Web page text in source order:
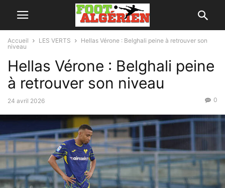
Accueil LES VERTS
Hellas Vérone : Belghali peine à retrouver son
niveau
Hellas Vérone : Belghali peine
à retrouver son niveau
24 avril 2026 0